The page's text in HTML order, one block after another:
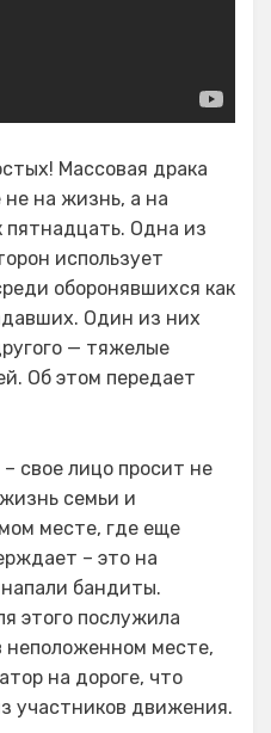
Массовая драка
на жизнь, а на
пятнадцать. Одна из
использует
оборонявшихся как
Один из них
— тяжелые
Об этом передает
свое лицо просит не
семьи и
месте, где еще
– это на
бандиты.
этого послужила
неположенном месте,
на дороге, что
участников движения.